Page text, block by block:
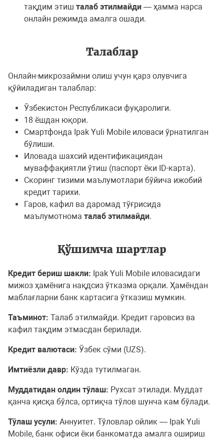
тақдим этиш талаб этилмайди — ҳамма нарса
онлайн режимда амалга ошади.
Талаблар
Онлайн-микрозаймни олиш учун қарз олувчига
қўйиладиган талаблар:
Ўзбекистон Республикаси фуқаролиги.
18 ёшдан юқори.
Смартфонда Ipak Yuli Mobile иловаси ўрнатилган
бўлиши.
Иловада шахсий идентификациядан
муваффақиятли ўтиш (паспорт ёки ID-карта).
Скоринг тизими маълумотлари бўйича ижобий
кредит тарихи.
Гаров, кафил ва даромад тўғрисида
маълумотнома талаб этилмайди.
Қўшимча шартлар
Кредит бериш шакли: Ipak Yuli Mobile иловасидаги
мижоз ҳамёнига нақдсиз ўтказма орқали. Ҳамёндан
маблағларни банк картасига ўтказиш мумкин.
Таъминот: Талаб этилмайди. Кредит гаровсиз ва
кафил тақдим этмасдан берилади.
Кредит валютаси: Ўзбек сўми (UZS).
Имтиёзли давр: Кўзда тутилмаган.
Муддатидан олдин тўлаш: Рухсат этилади. Муддат
қанча қисқа бўлса, ортиқча тўлов шунча кам бўлади.
Тўлаш усули: Аннуитет. Тўловлар ойлик — Ipak Yuli
Mobile, банк офиси ёки банкоматда амалга ошириш